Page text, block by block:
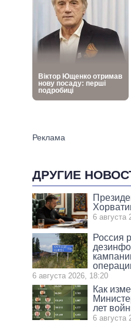
ДРУГИЕ
6 августа
Россия
6 августа 2026, 18:20
Как
лет
6 августа